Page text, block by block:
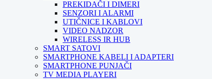
PREKIDAČI I DIMERI
SENZORI I ALARMI
UTIČNICE I KABLOVI
VIDEO NADZOR
WIRELESS IR HUB
SMART SATOVI
SMARTPHONE KABELI I ADAPTERI
SMARTPHONE PUNJAČI
TV MEDIA PLAYERI